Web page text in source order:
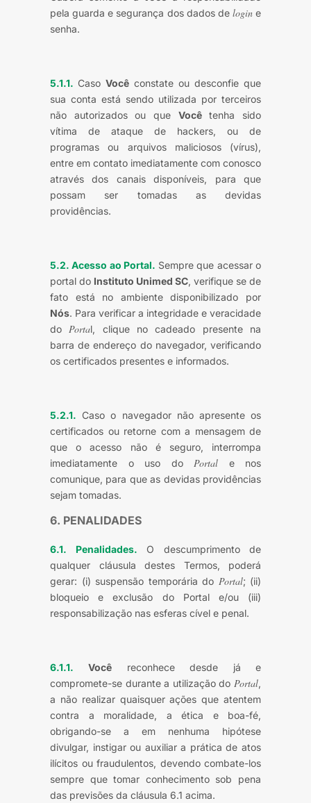
pela guarda e segurança dos dados de logine
senha.
5.1.1. Caso Você constate ou desconfie que
sua conta está sendo utilizada por terceiros
não autorizados ou que Vocêtenha sido
vítima de ataque de hackers, ou de
programas ou arquivos maliciosos (vírus),
entre em contato imediatamente com conosco
através dos canais disponíveis, para que
possam ser tomadas as devidas
providências.
5.2. Acesso ao Portal. Sempre que acessar o
portal do Instituto Unimed SC, verifique se de
fato está no ambiente disponibilizado por
Nós. Para verificar a integridade e veracidade
do Portal, clique no cadeado presente na
barra de endereço do navegador, verificando
os certificados presentes e informados.
5.2.1. Caso o navegador não apresente os
certificados ou retorne com a mensagem de
que o acesso não é seguro, interrompa
imediatamente o uso do Portal e nos
comunique, para que as devidas providências
sejam tomadas.
6. PENALIDADES
6.1. Penalidades. O descumprimento de
qualquer cláusula destes Termos, poderá
gerar: (i) suspensão temporária do Portal; (ii)
bloqueio e exclusão do Portal e/ou (iii)
responsabilização nas esferas cível e penal.
6.1.1. Você reconhece desde já e
compromete-se durante a utilização do Portal,
a não realizar quaisquer ações que atentem
contra a moralidade, a ética e boa-fé,
obrigando-se a em nenhuma hipótese
divulgar, instigar ou auxiliar a prática de atos
ilícitos ou fraudulentos, devendo combate-los
sempre que tomar conhecimento sob pena
das previsões da cláusula 6.1 acima.